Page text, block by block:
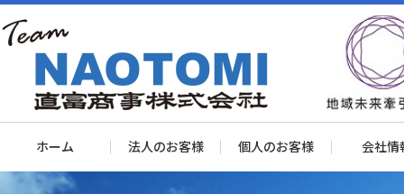
ホーム 法人のお客様 個人のお客様 会社情